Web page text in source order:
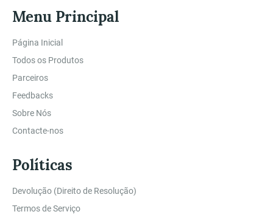
Menu Principal
Página Inicial
Todos os Produtos
Parceiros
Feedbacks
Sobre Nós
Contacte-nos
Políticas
Devolução (Direito de Resolução)
Termos de Serviço